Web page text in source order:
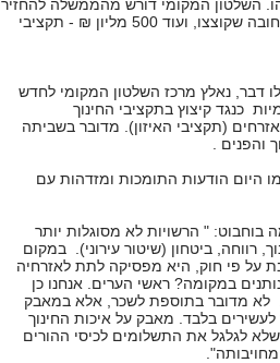
בתוהו. השלטון המקומי דורש מהממשלה להחזיר
לרשויות 600 מליון ₪ - תקציבי חובה שקוצצו, ועוד 500 מליון ₪ - תקציבי
העלו דבר, נאלץ מרכז השלטון המקומי לחדש
כנגד קיצוץ בתקציבי החינוך
(תקציבי האיזון). מדובר בשביתה
והפנים .
היום הודעות התומכות ומזדהות עם
בוחבוט: " הרשויות לא מסוגלות יותר
רווחה, ביטחון (שיטור עירוני). במקום
על פי חוק, היא מפסיקה לתת לאזרחיה
במקומה? ראשי הערים. אנחנו כן
לא מדובר בתוספת לשכר, אלא במאבק
בלבד. מאבק על איכות החינוך
שלא לגלגל את התשלומים לכיסי ההורים